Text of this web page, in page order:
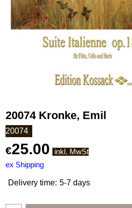
20074 Kronke, Emil
20074
€25.00
inkl. MwSt
ex Shipping
Delivery time: 5-7 days